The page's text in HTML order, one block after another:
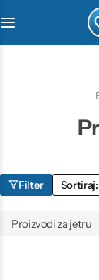
Filter Sortiraj:
Proizvodi za jetru
Veterinarstvo